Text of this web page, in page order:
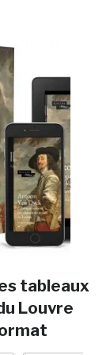
tableaux
Louvre